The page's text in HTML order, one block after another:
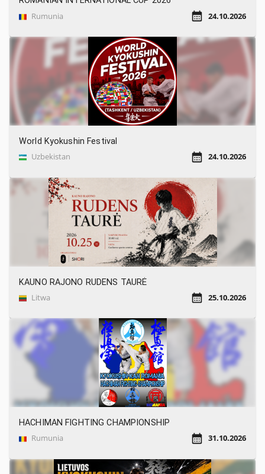
Rumunia 24.10.2026
World Kyokushin Festival
Uzbekistan 24.10.2026
KAUNO RAJONO RUDENS TAURĖ
Litwa 25.10.2026
HACHIMAN FIGHTING CHAMPIONSHIP
Rumunia 31.10.2026